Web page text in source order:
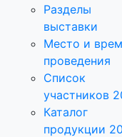
Разделы
выставки
Место и
проведения
Список
участников
Каталог
продукции